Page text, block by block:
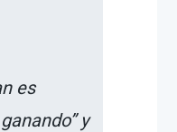
es
y